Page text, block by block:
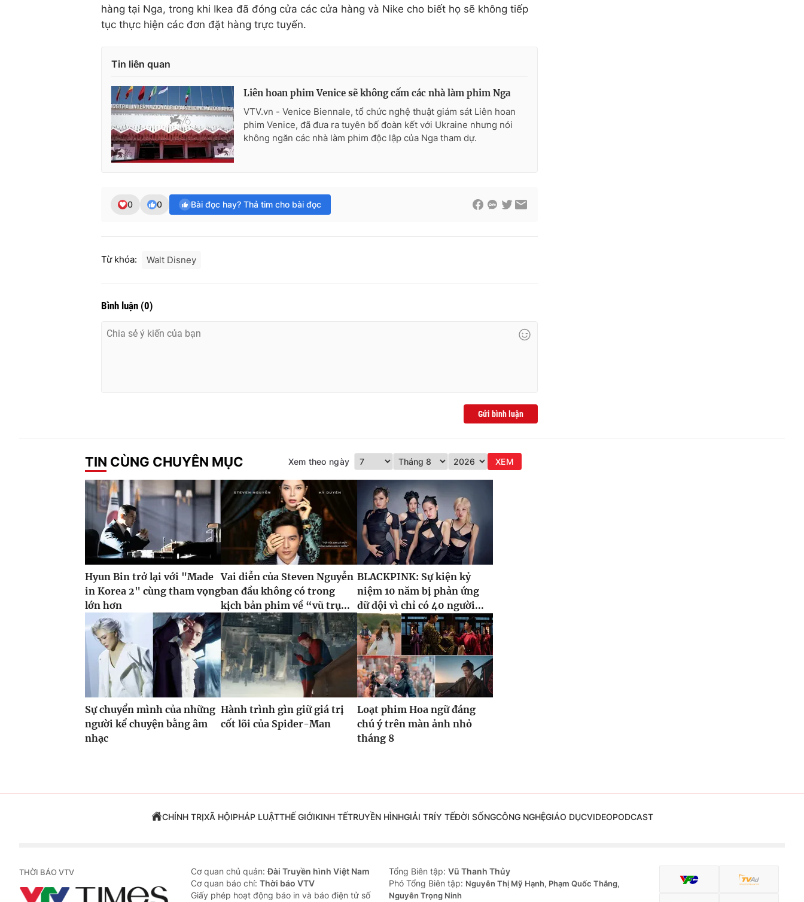
hàng tại Nga, trong khi Ikea đã đóng cửa các cửa hàng và Nike cho biết họ sẽ không tiếp
tục thực hiện các đơn đặt hàng trực tuyến.
Tin liên quan
Liên hoan phim Venice sẽ không cấm các nhà làm phim Nga
VTV.vn - Venice Biennale, tổ chức nghệ thuật giám sát Liên hoan
phim Venice, đã đưa ra tuyên bố đoàn kết với Ukraine nhưng nói
không ngăn các nhà làm phim độc lập của Nga tham dự.
0 0 Bài đọc hay? Thả tim cho bài đọc
Từ khóa: Walt Disney
Bình luận (0)
Gửi bình luận
TIN CÙNG CHUYÊN MỤC Xem theo ngày XEM
Hyun Bin trở lại với "Made
in Korea 2" cùng tham vọng
lớn hơn
Vai diễn của Steven Nguyễn
ban đầu không có trong
kịch bản phim về “vũ trụ...
BLACKPINK: Sự kiện kỷ
niệm 10 năm bị phản ứng
dữ dội vì chỉ có 40 người...
Sự chuyển mình của những
người kể chuyện bằng âm
nhạc
Hành trình gìn giữ giá trị
cốt lõi của Spider-Man
Loạt phim Hoa ngữ đáng
chú ý trên màn ảnh nhỏ
tháng 8
CHÍNH TRỊXÃ HỘIPHÁP LUẬTTHẾ GIỚIKINH TẾTRUYỀN HÌNHGIẢI TRÍY TẾĐỜI SỐNGCÔNG NGHỆGIÁO DỤCVIDEOPODCAST
THỜI BÁO VTV Cơ quan chủ quản:Đài Truyền hình Việt Nam
Cơ quan báo chí: Thời báo VTV
Giấy phép hoạt động báo in và báo điện tử số
Tổng Biên tập: Vũ Thanh Thủy
Phó Tổng Biên tập: Nguyễn Thị Mỹ Hạnh, Phạm Quốc Thắng,
Nguyễn Trọng Ninh